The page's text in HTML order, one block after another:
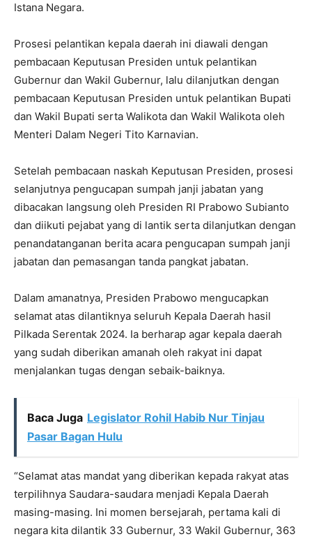
Istana Negara.
Prosesi pelantikan kepala daerah ini diawali dengan
pembacaan Keputusan Presiden untuk pelantikan
Gubernur dan Wakil Gubernur, lalu dilanjutkan dengan
pembacaan Keputusan Presiden untuk pelantikan Bupati
dan Wakil Bupati serta Walikota dan Wakil Walikota oleh
Menteri Dalam Negeri Tito Karnavian.
Setelah pembacaan naskah Keputusan Presiden, prosesi
selanjutnya pengucapan sumpah janji jabatan yang
dibacakan langsung oleh Presiden RI Prabowo Subianto
dan diikuti pejabat yang di lantik serta dilanjutkan dengan
penandatanganan berita acara pengucapan sumpah janji
jabatan dan pemasangan tanda pangkat jabatan.
Dalam amanatnya, Presiden Prabowo mengucapkan
selamat atas dilantiknya seluruh Kepala Daerah hasil
Pilkada Serentak 2024. Ia berharap agar kepala daerah
yang sudah diberikan amanah oleh rakyat ini dapat
menjalankan tugas dengan sebaik-baiknya.
Baca Juga Legislator Rohil Habib Nur Tinjau
Pasar Bagan Hulu
“Selamat atas mandat yang diberikan kepada rakyat atas
terpilihnya Saudara-saudara menjadi Kepala Daerah
masing-masing. Ini momen bersejarah, pertama kali di
negara kita dilantik 33 Gubernur, 33 Wakil Gubernur, 363